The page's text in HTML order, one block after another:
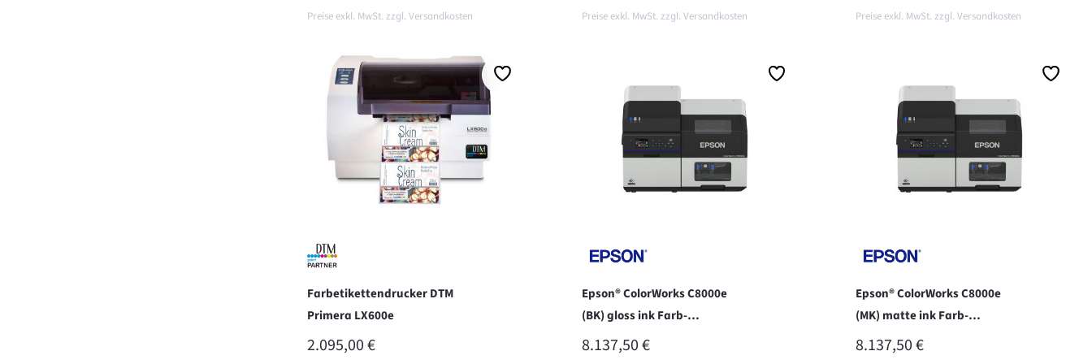
Preise exkl. MwSt. zzgl. Versandkosten
In den Warenkorb
Preise exkl. MwSt. zzgl. Versandkosten
In den Warenkorb
Preise exkl. MwSt. zzgl. Versandkosten
In den Warenkorb
Farbetikettendrucker DTM
Primera LX600e
REGULÄRER PREIS:
2.095,00 €
Epson® ColorWorks C8000e
(BK) gloss ink Farb-
Etikettendrucker
REGULÄRER PREIS:
8.137,50 €
Epson® ColorWorks C8000e
(MK) matte ink Farb-
Etikettendrucker
REGULÄRER PREIS:
8.137,50 €